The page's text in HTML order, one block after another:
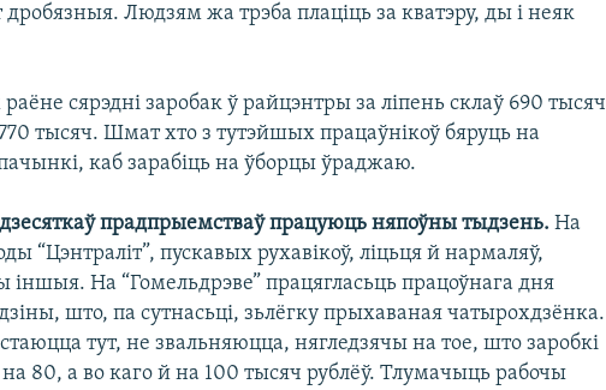
Людзям жа трэба плаціць за кватэру, ды і неяк
сярэдні заробак ў райцэнтры за ліпень склаў 690 тысяч
тысяч. Шмат хто з тутэйшых працаўнікоў бяруць на
каб зарабіць на ўборцы ўраджаю.
прадпрыемстваў працуюць няпоўны тыдзень. На
“Цэнтраліт”, пускавых рухавікоў, ліцьця й нармаляў,
іншыя. На “Гомельдрэве” працягласьць працоўнага дня
што, па сутнасьці, зьлёгку прыхаваная чатырохдзёнка.
тут, не звальняюцца, нягледзячы на тое, што заробкі
80, а во каго й на 100 тысяч рублёў. Тлумачыць рабочы